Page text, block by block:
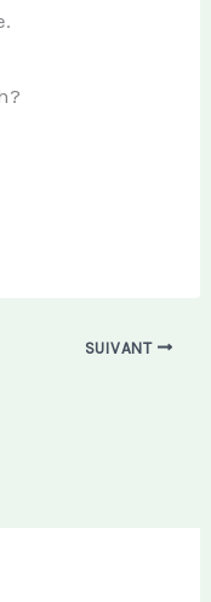
SUIVANT